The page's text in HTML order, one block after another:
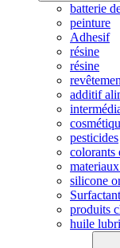
batterie
peinture
Adhesif
résine
résine
additif
pesticides
colorants
silicone
Surfactant
produits
huile